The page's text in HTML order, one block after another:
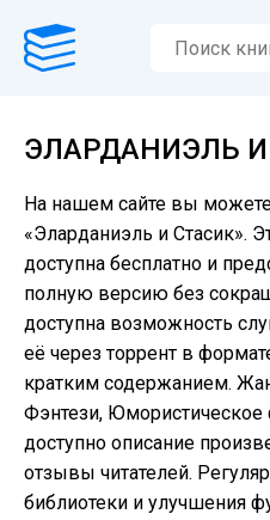
ЭЛАРДАНИЭЛЬ
На нашем сайте вы можете
«Эларданиэль и Стасик».
доступна бесплатно и
полную версию без
доступна возможность
её через торрент в
кратким содержанием.
Фэнтези,
доступно описание
отзывы читателей.
библиотеки и улучшения